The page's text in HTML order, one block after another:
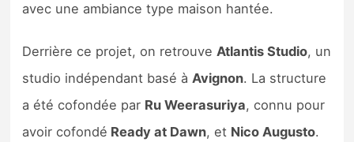
avec une ambiance type maison hantée.
Derrière ce projet, on retrouveAtlantis Studio, un
studio indépendant basé àAvignon. La structure
a été cofondée par Ru Weerasuriya, connu pour
avoir cofondé Ready at Dawn, et Nico Augusto.